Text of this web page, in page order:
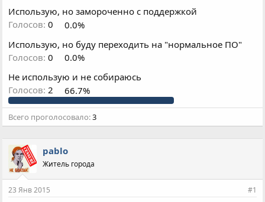
Использую, но замороченно с поддержкой
Голосов: 0
0.0%
Использую, но буду переходить на "нормальное ПО"
Голосов: 0
0.0%
Не использую и не собираюсь
Голосов: 2 66.7%
Всего проголосовало 3
pablo
Житель города
23 Янв 2015 #1